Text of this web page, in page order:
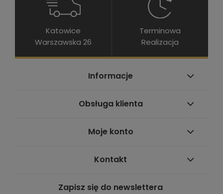
Katowice
Warszawska 26
Terminowa
Realizacja
Informacje
Obsługa klienta
Moje konto
Kontakt
Zapisz się do newslettera